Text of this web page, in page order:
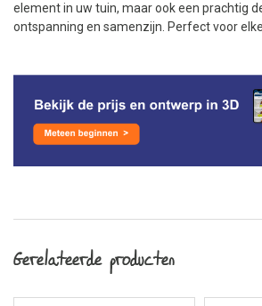
element in uw tuin, maar ook een prachtig
ontspanning en samenzijn. Perfect voor
Gerelateerde producten